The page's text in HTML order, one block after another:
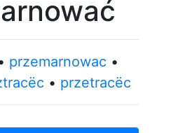
przemarnowac
przetracëc